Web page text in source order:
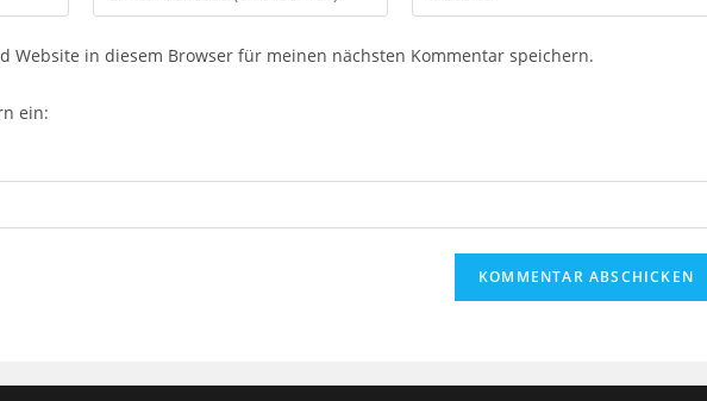
deine
deine
Website in diesem Browser für meinen nächsten Kommentar speichern.
ein: